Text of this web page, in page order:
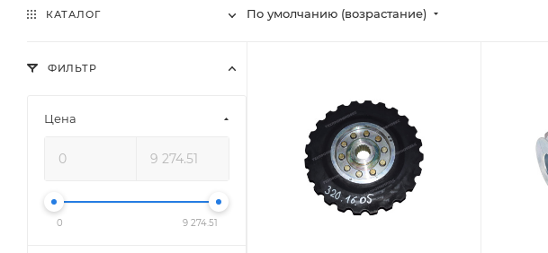
По умолчанию (возрастание)
КАТАЛОГ
ФИЛЬТР
Цена
0 9 274.51